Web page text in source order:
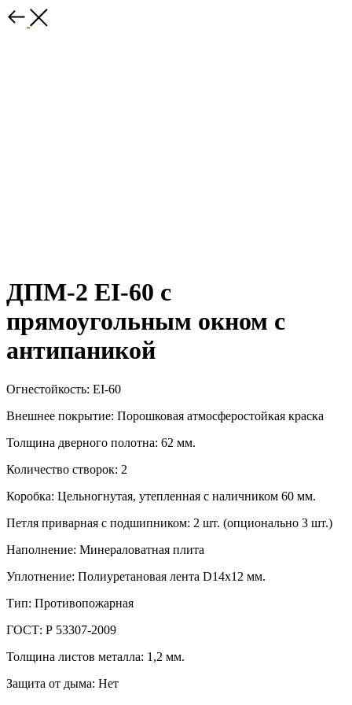
ДПМ-2 EI-60 с
прямоугольным окном с
антипаникой
Огнестойкость: EI-60
Внешнее покрытие: Порошковая атмосферостойкая краска
Толщина дверного полотна: 62 мм.
Количество створок: 2
Коробка: Цельногнутая, утепленная с наличником 60 мм.
Петля приварная с подшипником: 2 шт. (опционально 3 шт.)
Наполнение: Минераловатная плита
Уплотнение: Полиуретановая лента D14х12 мм.
Тип: Противопожарная
ГОСТ: Р 53307-2009
Толщина листов металла: 1,2 мм.
Защита от дыма: Нет